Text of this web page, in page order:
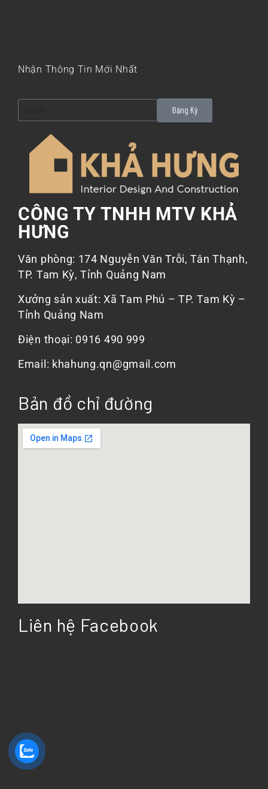
Nhận Thông Tin Mới Nhất
Đăng Ký
CÔNG TY TNHH MTV KHẢ
HƯNG
Văn phòng: 174 Nguyễn Văn Trỗi, Tân Thạnh,
TP. Tam Kỳ, Tỉnh Quảng Nam
Xưởng sản xuất: Xã Tam Phú – TP. Tam Kỳ –
Tỉnh Quảng Nam
Điện thoại: 0916 490 999
Email: khahung.qn@gmail.com
Bản đồ chỉ đường
Liên hệ Facebook